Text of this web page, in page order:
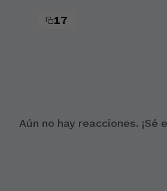
17
Aún no hay reacciones. ¡Sé